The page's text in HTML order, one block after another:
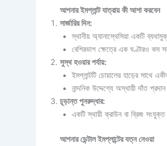
আপনার ইমপ্লান্ট যাত্রায় কী আশা করবেন
সার্জারির দিন:
স্থানীয় অ্যানাস্থেসিয়া একটি
বেশিরভাগ ক্ষেত্রে এক ঘণ্টারও কম
সুস্থ হওয়ার পর্যায়:
ইমপ্লান্টটি চোয়ালের হাড়ের সাথে
নান্দনিক উদ্দেশ্যে অস্থায়ী দাঁত
চূড়ান্ত পুনরুদ্ধার:
একটি স্থায়ী ক্রাউন বা ব্রিজ সংযুক্ত
আপনার ডেন্টাল ইমপ্লান্টের যত্ন নেওয়া